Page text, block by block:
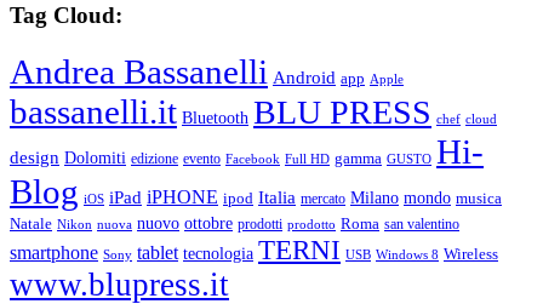
Tag Cloud:
Andrea Bassanelli Android app Apple
bassanelli.it Bluetooth BLU PRESS chef cloud
design Dolomiti edizione evento Facebook Full HD gamma GUSTO Hi-
Blog iOS iPad iPHONE ipod Italia mercato Milano mondo musica
Natale Nikon nuova nuovo ottobre prodotti prodotto Roma san valentino
smartphone Sony tablet tecnologia TERNI USB Windows 8 Wireless
www.blupress.it